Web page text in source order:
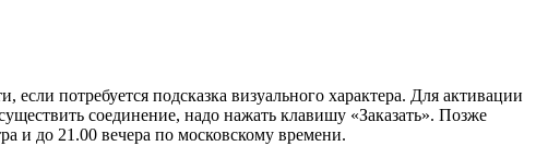
если потребуется подсказка визуального характера. Для активации
соединение, надо нажать клавишу «Заказать». Позже
и до 21.00 вечера по московскому времени.